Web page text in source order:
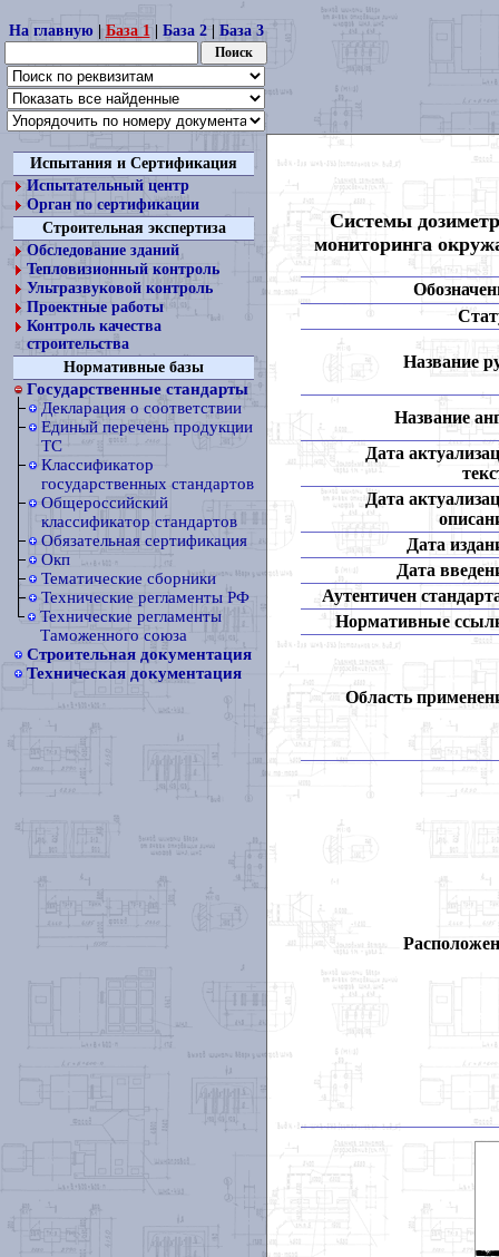
На главную| База 1| База 2| База 3
Испытания и Сертификация
Испытательный центр
Орган по сертификации
Строительная экспертиза
Обследование зданий
Тепловизионный контроль
Ультразвуковой контроль
Проектные работы
Контроль качества
строительства
Нормативные базы
Государственные стандарты
Декларация о соответствии
Единый перечень продукции
ТС
Классификатор
государственных стандартов
Общероссийский
классификатор стандартов
Обязательная сертификация
Окп
Тематические сборники
Технические регламенты РФ
Технические регламенты
Таможенного союза
Строительная документация
Техническая документация
Системы
мониторинга
Название
Название
Дата
Дата
Дата
Дата
Аутентичен
Нормативные
Область